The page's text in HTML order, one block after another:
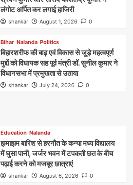
लंगोट अर्पित कर लगाई हाजिरी
shankar August 1, 2026 0
Bihar Nalanda Politics
बिहारशरीफ की बाढ़ एवं विकास से जुड़े महत्वपूर्ण
मुद्दों को विधायक सह पूर्व मंत्री डॉ. सुनील कुमार ने
विधानसभा में प्रमुखता से उठाया
shankar July 24, 2026 0
Education Nalanda
झमाझम बारिश से हरनौत के कन्या मध्य विद्यालय
में घुसा पानी, जर्जर भवन में टपकती छत के बीच
पढ़ाई करने को मजबूर छात्राएं
shankar August 6, 2026 0